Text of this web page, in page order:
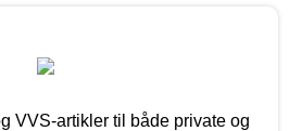
VVS-artikler til både private og